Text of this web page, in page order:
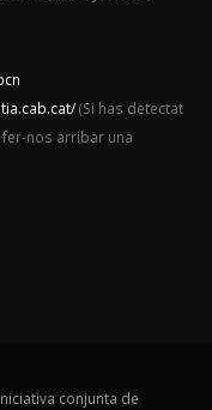
(Si has detectat
fer-nos arribar una
conjunta de